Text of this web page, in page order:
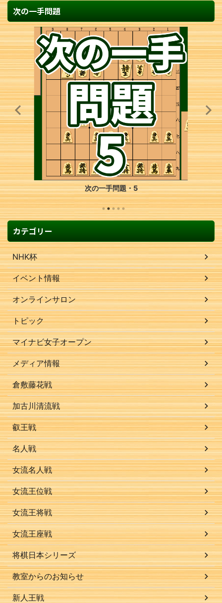
次の一手問題
次の一手問題・5
カテゴリー
NHK杯
イベント情報
オンラインサロン
トピック
マイナビ女子オープン
メディア情報
倉敷藤花戦
加古川清流戦
叡王戦
名人戦
女流名人戦
女流王位戦
女流王将戦
女流王座戦
将棋日本シリーズ
教室からのお知らせ
新人王戦